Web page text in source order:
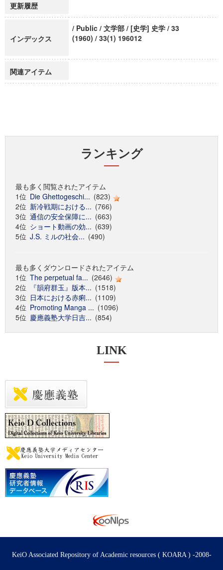
更新履歴
インデックス
/ Public / 文学部 / [史学] 史学 / 33
(1960) / 33(1) 196012
関連アイテム
ランキング
最も多く閲覧されたアイテム
1位 Die Ghettogeschi... (823)
2位 新冷戦期における... (766)
3位 通信の安全保障に... (663)
4位 ショート動画の効... (639)
5位 J.S. ミルの社会... (490)
最も多くダウンロードされたアイテム
1位 The perpetual fa... (2646)
2位
『韻府群玉』版本... (1518)
3位 日本における赤痢... (1109)
4位 Promoting Manga ... (1096)
5位 慶應義塾大学日吉... (854)
LINK
KeiO Associated Repository of Academic resources ( KOARA ) -2008-